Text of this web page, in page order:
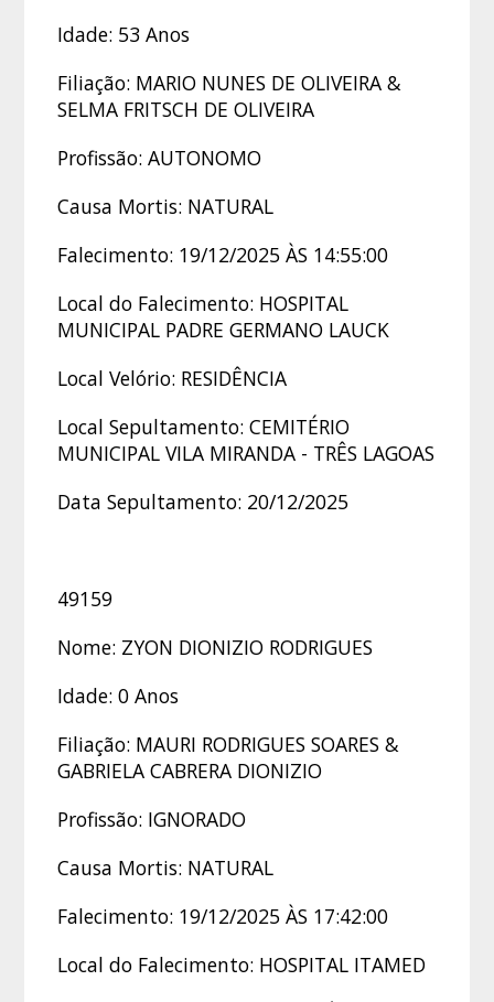
Idade: 53 Anos
Filiação: MARIO NUNES DE OLIVEIRA &
SELMA FRITSCH DE OLIVEIRA
Profissão: AUTONOMO
Causa Mortis: NATURAL
Falecimento: 19/12/2025 ÀS 14:55:00
Local do Falecimento: HOSPITAL
MUNICIPAL PADRE GERMANO LAUCK
Local Velório: RESIDÊNCIA
Local Sepultamento: CEMITÉRIO
MUNICIPAL VILA MIRANDA - TRÊS LAGOAS
Data Sepultamento: 20/12/2025
49159
Nome: ZYON DIONIZIO RODRIGUES
Idade: 0 Anos
Filiação: MAURI RODRIGUES SOARES &
GABRIELA CABRERA DIONIZIO
Profissão: IGNORADO
Causa Mortis: NATURAL
Falecimento: 19/12/2025 ÀS 17:42:00
Local do Falecimento: HOSPITAL ITAMED